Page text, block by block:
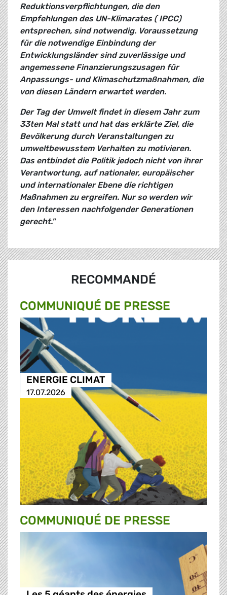
Reduktionsverpflichtungen, die den
Empfehlungen des UN-Klimarates ( IPCC)
entsprechen, sind notwendig. Voraussetzung
für die notwendige Einbindung der
Entwicklungsländer sind zuverlässige und
angemessene Finanzierungszusagen für
Anpassungs- und Klimaschutzmaßnahmen, die
von diesen Ländern erwartet werden.
Der Tag der Umwelt findet in diesem Jahr zum
33ten Mal statt und hat das erklärte Ziel, die
Bevölkerung durch Veranstaltungen zu
umweltbewusstem Verhalten zu motivieren.
Das entbindet die Politik jedoch nicht von ihrer
Verantwortung, auf nationaler, europäischer
und internationaler Ebene die richtigen
Maßnahmen zu ergreifen. Nur so werden wir
den Interessen nachfolgender Generationen
gerecht."
RECOMMANDÉ
COMMUNIQUÉ DE PRESSE
ENERGIE CLIMAT
17.07.2026
COMMUNIQUÉ DE PRESSE